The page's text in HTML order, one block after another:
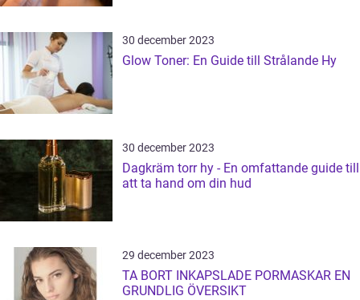
30 december 2023
Glow Toner: En Guide till Strålande Hy
30 december 2023
Dagkräm torr hy - En omfattande guide till
att ta hand om din hud
29 december 2023
TA BORT INKAPSLADE PORMASKAR EN
GRUNDLIG ÖVERSIKT